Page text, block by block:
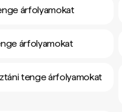
árfolyamokat
árfolyamokat
tenge árfolyamokat